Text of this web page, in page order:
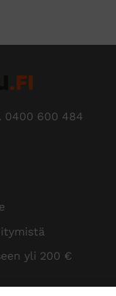
0400 600 484
yli 200 €